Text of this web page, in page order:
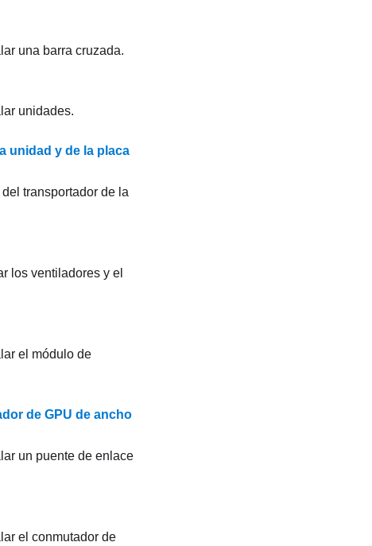
una barra cruzada.
unidades.
unidad y de la placa
transportador de la
los ventiladores y el
el módulo de
de GPU de ancho
un puente de enlace
el conmutador de